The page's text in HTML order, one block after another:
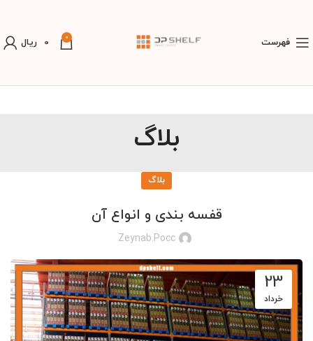
فهرست 0
0 ریال
بلاگ
بلاگ
قفسه بندی و انواع آن
Zeynab.pocc
23
خرداد